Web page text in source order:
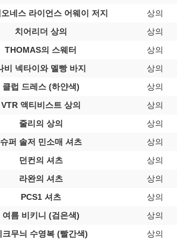
네스 라이언스 어웨이 저지
상의
치어리더 상의
상의
THOMAS의 스웨터
상의
비 넥타이와 멜빵 바지
상의
클럽 드레스 (하얀색)
상의
VTR 액티비스트 상의
상의
줄리의 상의
상의
슈퍼 솔저 민소매 셔츠
상의
던컨의 셔츠
상의
라완의 셔츠
상의
PCS1 셔츠
상의
여름 비키니 (검은색)
상의
크무늬 수영복 (빨간색)
상의